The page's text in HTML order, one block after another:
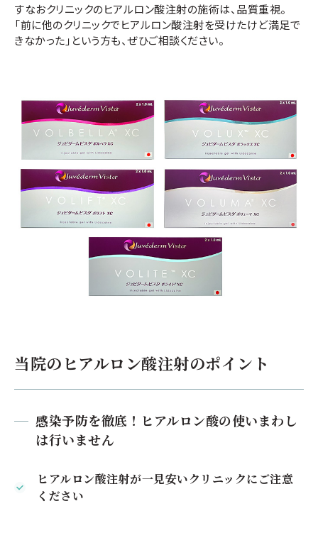
すなおクリニックのヒアルロン酸注射の施術は、品質重視。
「前に他のクリニックでヒアルロン酸注射を受けたけど満足で
きなかった」という方も、ぜひご相談ください。
当院のヒアルロン酸注射のポイント
感染予防を徹底！ヒアルロン酸の使いまわし
は行いません
ヒアルロン酸注射が一見安いクリニックにご注意
ください